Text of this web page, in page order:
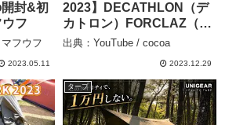
封&初
フ
フウフ
2023.05.11
2023】DECATHLON（デ
カトロン）FORCLAZ（フ
ォルクラ）登山 トレッキ
TREK 900の紹介 #Short #
ショート – cocoa
出典：YouTube / cocoa
2023.12.29
タープ